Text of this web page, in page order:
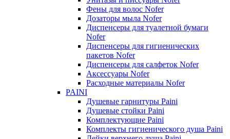
Фены для волос Nofer
Дозаторы мыла Nofer
Диспенсеры для туалетной бумаги
Nofer
Диспенсеры для гигиенических
пакетов Nofer
Диспенсеры для салфеток Nofer
Аксессуары Nofer
Расходные материалы Nofer
PAINI
Душевые гарнитуры Paini
Душевые стойки Paini
Комплектующие Paini
Комплекты гигиенического душа Paini